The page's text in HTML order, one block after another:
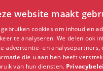
website maakt
gebruiken cookies om inhoud en
te analyseren. We delen ook
advertentie- en
die u aan hen heeft
van hun diensten.